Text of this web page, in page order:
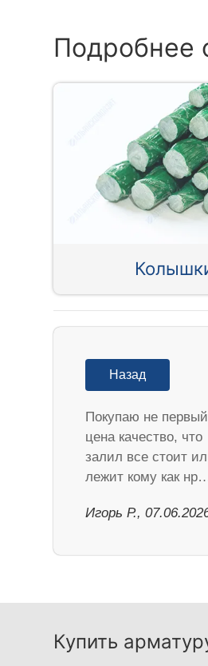
Подробнее
Назад
Покупаю не
цена качество, что
залил все стоит
лежит кому как
Игорь Р.,
Купить